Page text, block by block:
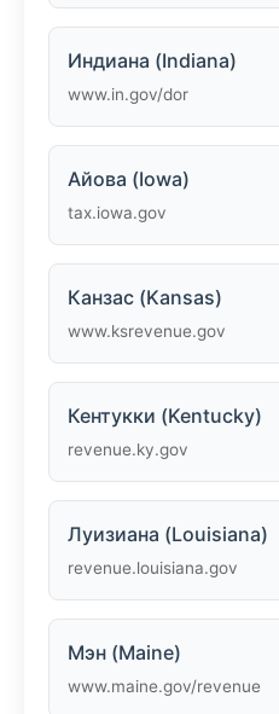
Индиана (Indiana)
www.in.gov/dor
Айова (Iowa)
tax.iowa.gov
Канзас (Kansas)
www.ksrevenue.gov
Кентукки (Kentucky)
revenue.ky.gov
Луизиана (Louisiana)
revenue.louisiana.gov
Мэн (Maine)
www.maine.gov/revenue